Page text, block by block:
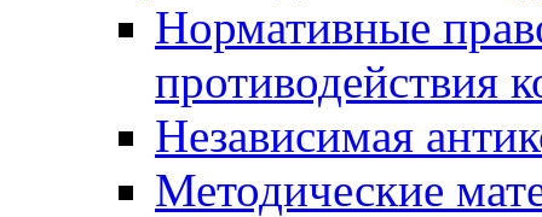
Нормативные
противодействия
Независимая
Методические